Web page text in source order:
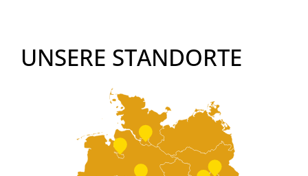
UNSERE STANDORTE